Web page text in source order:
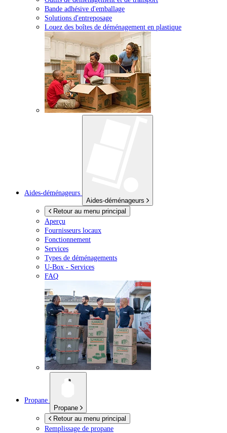
Bande adhésive d'emballage
Solutions d'entreposage
Louez des boîtes de déménagement en plastique
Aides-déménageurs
Aides-déménageurs
Retour au menu principal
Aperçu
Fournisseurs locaux
Fonctionnement
Services
Types de déménagements
U-Box - Services
FAQ
Propane
Propane
Retour au menu principal
Remplissage de propane